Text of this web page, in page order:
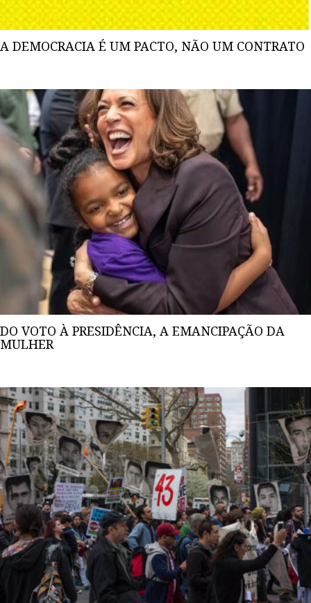
A DEMOCRACIA É UM PACTO, NÃO UM CONTRATO
DO VOTO À PRESIDÊNCIA, A EMANCIPAÇÃO DA
MULHER